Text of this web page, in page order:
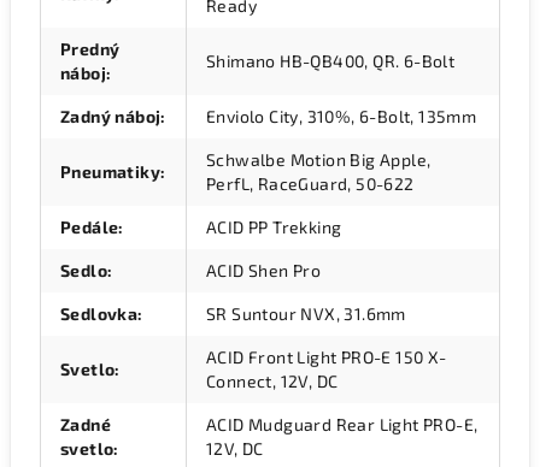
Ready
Predný
náboj:
Shimano HB-QB400, QR. 6-Bolt
Zadný náboj: Enviolo City, 310%, 6-Bolt, 135mm
Pneumatiky:
Schwalbe Motion Big Apple,
PerfL, RaceGuard, 50-622
Pedále: ACID PP Trekking
Sedlo: ACID Shen Pro
Sedlovka: SR Suntour NVX, 31.6mm
Svetlo:
ACID Front Light PRO-E 150 X-
Connect, 12V, DC
Zadné
svetlo:
ACID Mudguard Rear Light PRO-E,
12V, DC